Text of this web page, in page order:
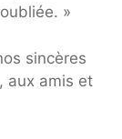
»
sincères
aux amis et